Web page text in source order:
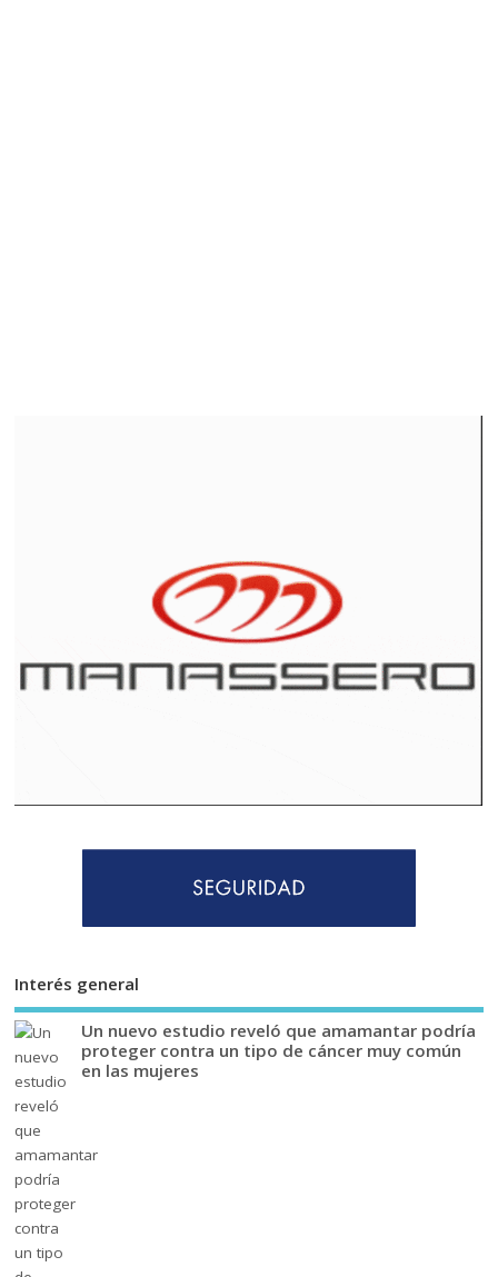
Interés general
Un nuevo estudio reveló que amamantar podría
proteger contra un tipo de cáncer muy común
en las mujeres